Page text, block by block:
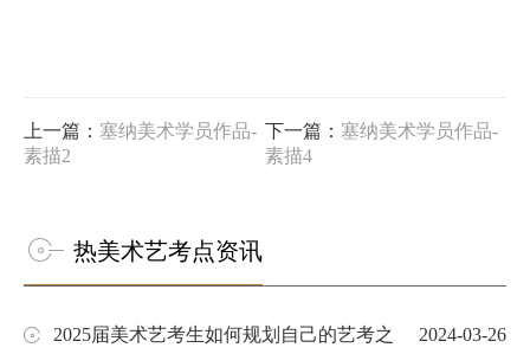
上一篇： 塞纳美术学员作品-
素描2
下一篇： 塞纳美术学员作品-
素描4
热美术艺考点资讯
2024-03-26
2025届美术艺考生如何规划自己的艺考之